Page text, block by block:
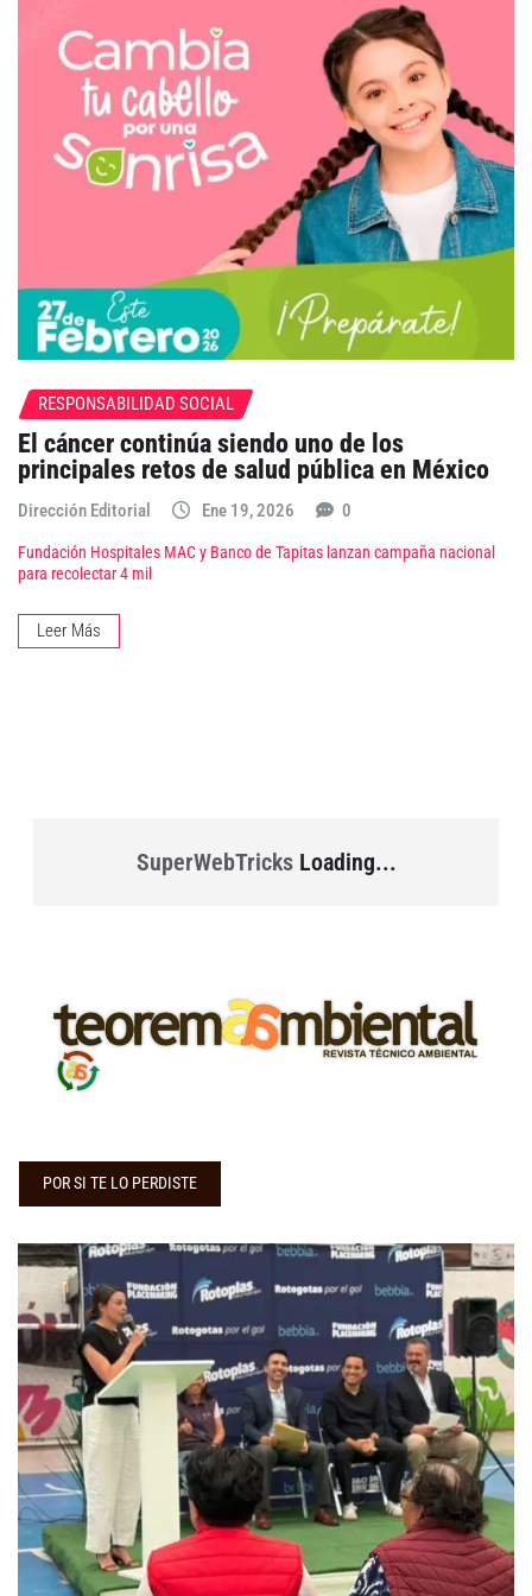
RESPONSABILIDAD SOCIAL
El cáncer continúa siendo uno de los
principales retos de salud pública en México
Dirección Editorial Ene 19, 2026 0
Fundación Hospitales MAC y Banco de Tapitas lanzan campaña nacional
para recolectar 4 mil
Leer Más
SuperWebTricksLoading...
POR SI TE LO PERDISTE